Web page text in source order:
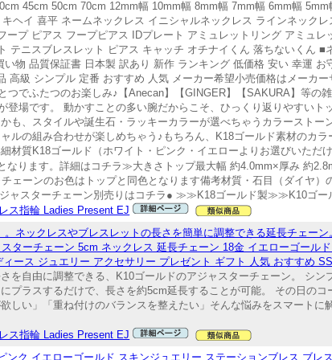
45cm 50cm 70cm 12mm幅 10mm幅 8mm幅 7mm幅 6mm幅
ヘイ 喜平 ネームネックレス イニシャルネックレス ラインネック
プ ピアス フープピアス IDプレート アミュレットリング アミュレ
テニスブレスレット ピアス キャッチ オチナイくん 落ちないくん ■
物 品質保証書 日本製 訳あり 新作 ランキング 低価格 安い 幸運
高級 シンプル 定番 おすすめ 人気 メーカー希望小売価格はメーカ
でふたつのお楽しみ♪【Anecan】【GINGER】【SAKURA】等の
登場です。 動かすことの多い腕だからこそ、ひっくり返りやすいト
も、スタイルや誕生石・ラッキーカラーが選べちゃうカラーストー
ルの組み合わせが楽しめちゃう♪もちろん、K18ゴールド素材のカ
質K18ゴールド（ホワイト・ピンク・イエローよりお選びいただ
ります。詳細はコチラ≫大きさトップ最大幅 約4.0mm×厚み 約
ーンのお色はトップと同色となります備考材質・石目（ダイヤ
ジャスターチェーン別売りはコチラ● ≫≫K18ゴールド製≫≫K10ゴ
ス指輪 Ladies Present EJ
ネックレスやブレスレットの長さを簡単に調整できる延長チェー
ターチェーン 5cm ネックレス 延長チェーン 18金 イエローゴール
ース ジュエリー アクセサリー プレゼント ギフト 人気 おすすめ
を自由に調整できる、K10ゴールドのアジャスターチェーン。 シン
プラスするだけで、長さを約5cm延長することが可能。 その日の
しい」「重ね付けのバランスを整えたい」そんな悩みをスマートに
ス指輪 Ladies Present EJ
ンク イエローゴールド スキンジュエリー ステーションブレス ブレ